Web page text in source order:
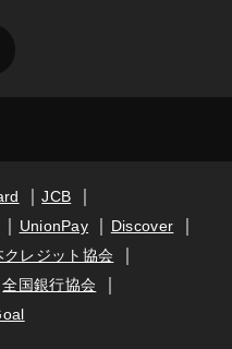
JCB
UnionPay
Discover
クレジット協会
全国銀行協会